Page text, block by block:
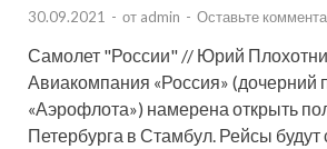
30.09.2021 - от admin - Оставьте
Самолет "России" // Юрий
Авиакомпания «Россия» (дочерний
«Аэрофлота») намерена открыть
Петербурга в Стамбул. Рейсы